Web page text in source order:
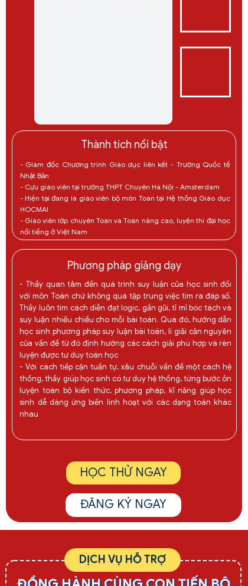
Thành tích nổi bật
- Giám đốc Chương trình Giáo dục liên kết - Trường Quốc tế
Nhật Bản
- Cựu giáo viên tại trường THPT Chuyên Hà Nội - Amsterdam
- Hiện tại đang là giáo viên bộ môn Toán tại Hệ thống Giáo dục
HOCMAI
- Giáo viên lớp chuyên Toán và Toán nâng cao, luyện thi đại học
nổi tiếng ở Việt Nam
Phương pháp giảng dạy
- Thầy quan tâm đến quá trình suy luận của học sinh đối
với môn Toán chứ không quá tập trung việc tìm ra đáp số.
Thầy luôn tìm cách diễn đạt logic, gần gũi, tỉ mỉ bóc tách và
suy luận nhiều chiều cho mỗi bài toán. Qua đó, hướng dẫn
học sinh phương pháp suy luận bài toán, lí giải căn nguyên
của vấn đề từ đó định hướng các cách giải phù hợp và rèn
luyện được tư duy toán học
- Với cách tiếp cận tuần tự, xâu chuỗi vấn đề một cách hệ
thống, thầy giúp học sinh có tư duy hệ thống, từng bước ôn
luyện toàn bộ kiến thức, phương pháp, kĩ năng giúp học
sinh dễ dàng ứng biến linh hoạt với các dạng toán khác
nhau
HỌC THỬ NGAY
ĐĂNG KÝ NGAY
DỊCH VỤ HỖ TRỢ